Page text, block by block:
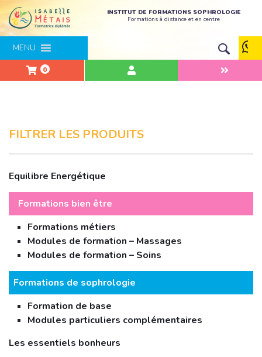
INSTITUT DE FORMATIONS SOPHROLOGIE
Formations à distance et en centre
MENU
0
FILTRER LES PRODUITS
Equilibre Energétique
Formations bien être
Formations métiers
Modules de formation – Massages
Modules de formation – Soins
Formations de sophrologie
Formation de base
Modules particuliers complémentaires
Les essentiels bonheurs